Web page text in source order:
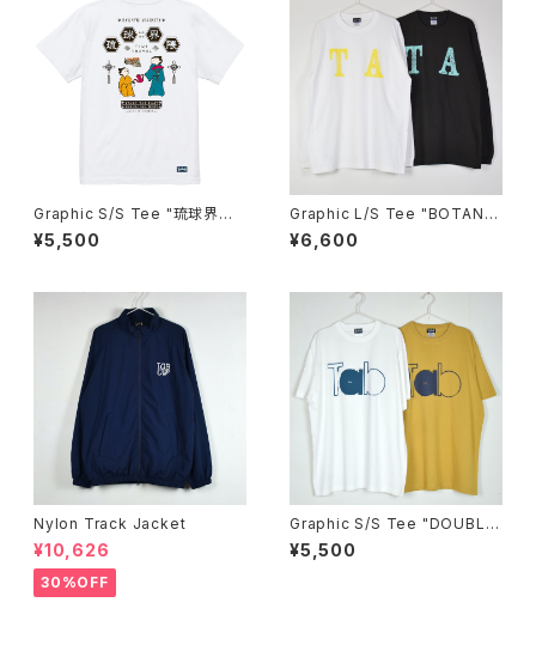
Graphic S/S Tee "琉球界
隈 珈琲時間"
¥5,500
Graphic L/S Tee "BOTANIC
AL"
¥6,600
Nylon Track Jacket
¥10,626
30%OFF
Graphic S/S Tee "DOUBLE
FACE"
¥5,500